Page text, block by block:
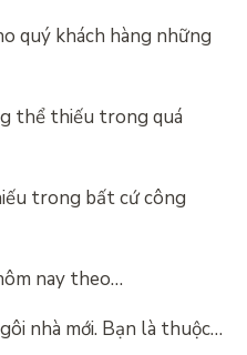
quý khách hàng những
thể thiếu trong quá
trong bất cứ công
nay theo…
nhà mới. Bạn là thuộc…